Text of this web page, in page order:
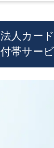
法人カー
付帯サービ